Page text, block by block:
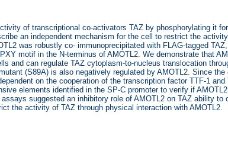
of transcriptional co-activators TAZ by phosphorylating it
an independent mechanism for the cell to restrict the
was robustly co- immunoprecipitated with FLAG-tagged
motif in the N-terminus of AMOTL2. We demonstrate that
and can regulate TAZ cytoplasm-to-nucleus translocation
(S89A) is also negatively regulated by AMOTL2. Since
on the cooperation of the transcription factor TTF-1
elements identified in the SP-C promoter to verify if
suggested an inhibitory role of AMOTL2 on TAZ ability to
the activity of TAZ through physical interaction with AMOTL2.